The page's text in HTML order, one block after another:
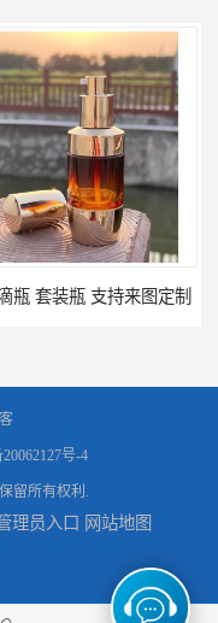
包材厂家 支持来图定制
瓶设计 西林瓶 量大从优
号-4
保留所有权利.
理员入口 网站地图